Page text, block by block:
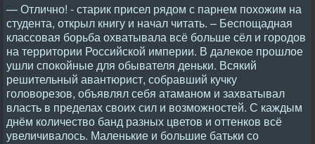
— Отлично! - старик присел рядом с парнем похожим на
студента, открыл книгу и начал читать. – Беспощадная
классовая борьба охватывала всё больше сёл и городов
на территории Российской империи. В далекое прошлое
ушли спокойные для обывателя деньки. Всякий
решительный авантюрист, собравший кучку
головорезов, объявлял себя атаманом и захватывал
власть в пределах своих сил и возможностей. С каждым
днём количество банд разных цветов и оттенков всё
увеличивалось. Маленькие и большие батьки со